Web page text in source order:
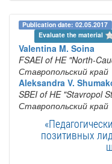
Publication date: 02.05.2017
Evaluate the material
Valentina M. Soina
FSAEI of HE "North-
Ставропольский край
Aleksandra V.
SBEI of HE "Stavropol
Ставропольский край
позитивных